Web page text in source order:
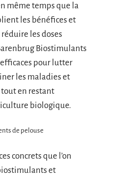
même temps que la
les bénéfices et
les doses
Biostimulants
pour lutter
les maladies et
en restant
biologique.
de pelouse
concrets que l’on
et